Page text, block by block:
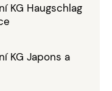
KG Haugschlag
KG Japons a